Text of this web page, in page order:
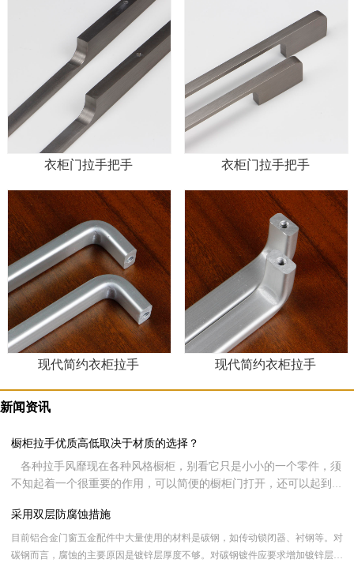
衣柜门拉手把手 衣柜门拉手把手
现代简约衣柜拉手 现代简约衣柜拉手
新闻资讯
橱柜拉手优质高低取决于材质的选择？
各种拉手风靡现在各种风格橱柜，别看它只是小小的一个零件，须
不知起着一个很重要的作用，可以简便的橱柜门打开，还可以起到装
质，同样现在很多用户可能都不知道该如何挑选，其实呢，橱柜拉手
好不好全看材质的选择，下面就让新虹光来跟大家分享一下橱柜拉手
材质的选择。
采用双层防腐蚀措施
目前铝合金门窗五金配件中大量使用的材料是碳钢，如传动锁闭器、衬钢等。对
碳钢而言，腐蚀的主要原因是镀锌层厚度不够。对碳钢镀件应要求增加镀锌层厚